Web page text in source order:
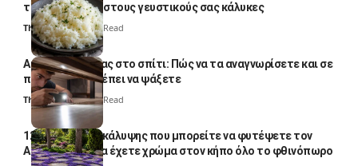
το απογειώσει στους γευστικούς σας κάλυκες
Thali Ombre4 Min Read
Αυγά κατσαρίδας στο σπίτι: Πώς να τα αναγνωρίσετε και σε
ποια σημεία πρέπει να ψάξετε
Thali Ombre4 Min Read
12 φυτά εδαφοκάλυψης που μπορείτε να φυτέψετε τον
Αύγουστο για να έχετε χρώμα στον κήπο όλο το φθινόπωρο